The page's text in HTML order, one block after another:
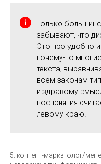
Только
забывают, что
Это про удобно
почему-то
текста,
всем законам
и здравому
восприятия
левому краю.
5. контент-маркетолог/